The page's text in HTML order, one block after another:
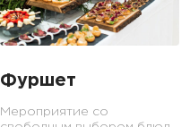
Фуршет
Мероприятие со